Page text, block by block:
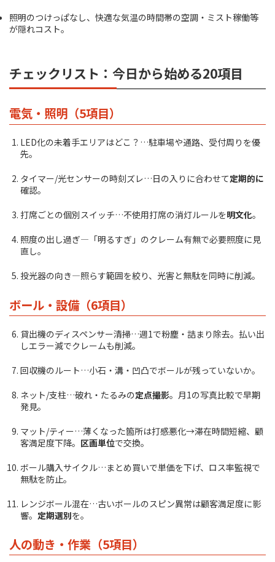
照明のつけっぱなし、快適な気温の時間帯の空調・ミスト稼働等
が隠れコスト。
チェックリスト：今日から始める20項目
電気・照明（5項目）
LED化の未着手エリアはどこ？…駐車場や通路、受付周りを優
先。
タイマー/光センサーの時刻ズレ…日の入りに合わせて定期的に
確認。
打席ごとの個別スイッチ…不使用打席の消灯ルールを明文化。
照度の出し過ぎ—「明るすぎ」のクレーム有無で必要照度に見
直し。
投光器の向き—照らす範囲を絞り、光害と無駄を同時に削減。
ボール・設備（6項目）
貸出機のディスペンサー清掃…週1で粉塵・詰まり除去。払い出
しエラー減でクレームも削減。
回収機のルート…小石・溝・凹凸でボールが残っていないか。
ネット/支柱…破れ・たるみの定点撮影。月1の写真比較で早期
発見。
マット/ティー…薄くなった箇所は打感悪化→滞在時間短縮、顧
客満足度下降。 区画単位で交換。
ボール購入サイクル…まとめ買いで単価を下げ、ロス率監視で
無駄を防止。
レンジボール混在…古いボールのスピン異常は顧客満足度に影
響。 定期選別を。
人の動き・作業（5項目）